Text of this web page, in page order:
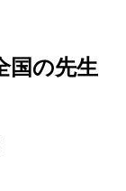
国の先生